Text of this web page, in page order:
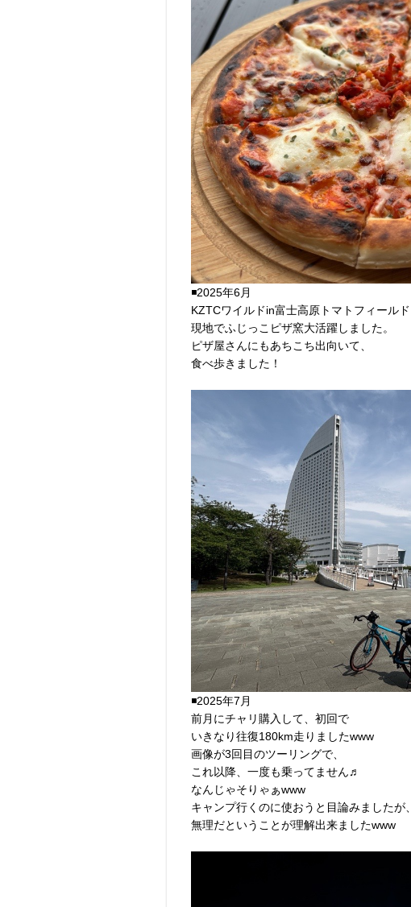
◾️2025年6月
KZTCワイルドin富士高原トマトフィールド
現地でふじっこピザ窯大活躍しました。
ピザ屋さんにもあちこち出向いて、
食べ歩きました！
◾️2025年7月
前月にチャリ購入して、初回で
いきなり往復180km走りましたwww
画像が3回目のツーリングで、
これ以降、一度も乗ってません♬
なんじゃそりゃぁwww
キャンプ行くのに使おうと目論みましたが、
無理だということが理解出来ましたwww